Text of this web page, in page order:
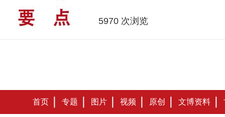
5970 次浏览
首页 专题 图片 视频 原创 文博资料